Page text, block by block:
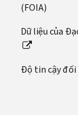
(FOIA)
Dữ liệu của
Độ tin cậy đối